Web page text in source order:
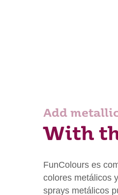
Add
With
FunColours es
colores metálicos
sprays metálicos